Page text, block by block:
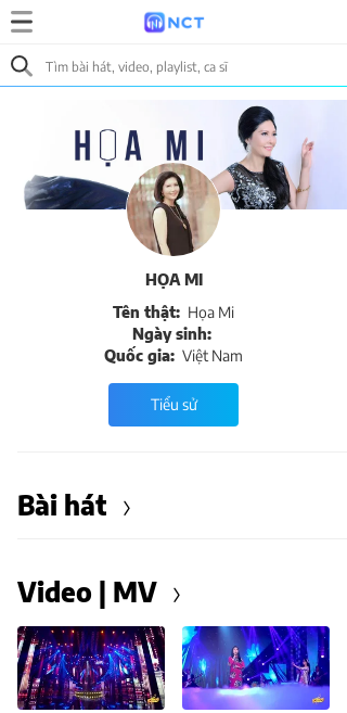
HỌA MI
Tên thật: Họa Mi
Ngày sinh:
Quốc gia: Việt Nam
Tiểu sử
Bài hát
Video | MV